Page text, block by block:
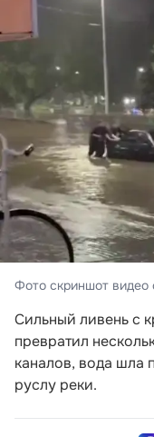
Фото скриншот видео
Сильный ливень с
превратил
каналов, вода шла
руслу реки.